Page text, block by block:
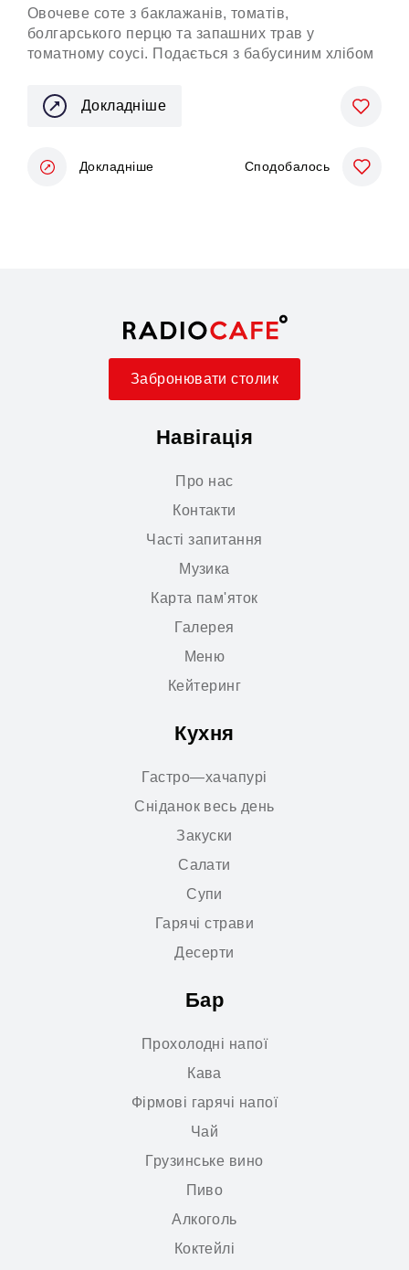
Овочеве соте з баклажанів, томатів,
болгарського перцю та запашних трав у
томатному соусі. Подається з бабусиним хлібом
Докладніше
Докладніше Сподобалось
Забронювати столик
Навігація
Про нас
Контакти
Часті запитання
Музика
Карта пам'яток
Галерея
Меню
Кейтеринг
Кухня
Гастро—хачапурі
Сніданок весь день
Закуски
Салати
Супи
Гарячі страви
Десерти
Бар
Прохолодні напої
Кава
Фірмові гарячі напої
Чай
Грузинське вино
Пиво
Алкоголь
Коктейлі